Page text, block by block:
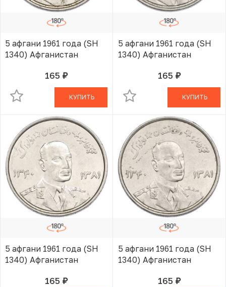
5 афгани 1961 года (SH
1340) Афганистан
165 руб.В КОРЗИНЕ
КУПИТЬ
5 афгани 1961 года (SH
1340) Афганистан
165 руб.В КОРЗИНЕ
КУПИТЬ
5 афгани 1961 года (SH
1340) Афганистан
165 руб.В КОРЗИНЕ
5 афгани 1961 года (SH
1340) Афганистан
165 руб.В КОРЗИНЕ